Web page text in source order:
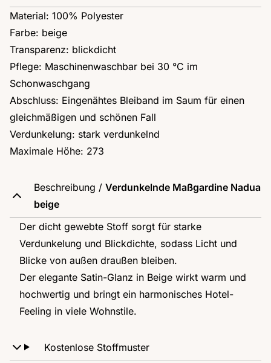
Material: 100% Polyester
Farbe: beige
Transparenz: blickdicht
Pflege: Maschinenwaschbar bei 30 °C im
Schonwaschgang
Abschluss: Eingenähtes Bleiband im Saum für einen
gleichmäßigen und schönen Fall
Verdunkelung: stark verdunkelnd
Maximale Höhe: 273
Beschreibung / Verdunkelnde Maßgardine Nadua
beige
Der dicht gewebte Stoff sorgt für starke
Verdunkelung und Blickdichte, sodass Licht und
Blicke von außen draußen bleiben.
Der elegante Satin-Glanz in Beige wirkt warm und
hochwertig und bringt ein harmonisches Hotel-
Feeling in viele Wohnstile.
Kostenlose Stoffmuster